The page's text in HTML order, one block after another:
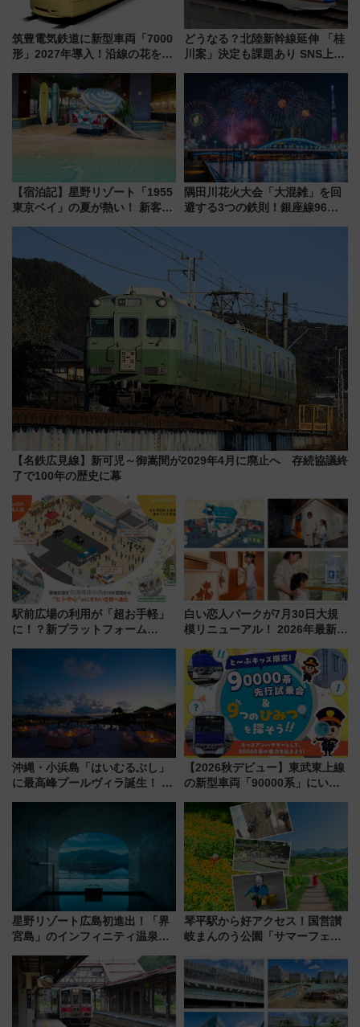
筑豊電気鉄道に新型車両「7000
形」2027年導入！沿線の花をイ
内は落ち着いたゆとりある空間
どうなる？北陸新幹線延伸 「桂
川案」決定も課題あり SNS上の
【宿泊記】星野リゾート「1955
東京ベイ」の夏が熱い！ 新客室
メリカングルメ＆絶品スイーツ
を満喫（千葉県浦安市）
隅田川花火大会「大混雑」を回
避する3つの鉄則！銀座線96本
（2026年）
【名鉄広見線】新可児～御嵩間が2029年4月に廃止へ 存続協議終
了で100年の歴史に幕
駅前広場の利用が「超お手軽」
に！？新プラットフォーム
マホで簡単申請 物販や演奏会な
白い恋人パークが7月30日大規
模リニューアル！ 2026年最新の
と料金・アクセスを徹底解説
（札幌市）
沖縄・小浜島「はいむるぶし」
に最高峰プールヴィラ誕生！ 石
【2026秋デビュー】東武東上線
の新型車両「90000系」にいち
向け先行試乗会でキッズアンバ
サダーになろう
星野リゾート広島初進出！「界
宮島」のインフィニティ温泉と
宿泊料金・アクセスは？（2026
年7月23日開業）
琴平駅から好アクセス！国営讃
岐まんのう公園「サマーフェス
ブトムシに楽しいがいっぱい